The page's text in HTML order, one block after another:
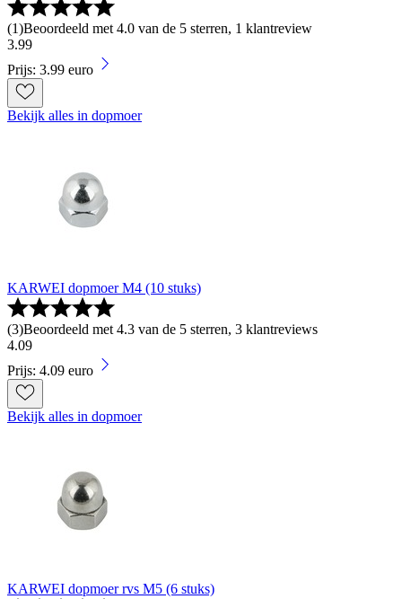
(1)Beoordeeld met 4.0 van de 5 sterren, 1 klantreview
3.99
Prijs: 3.99 euro
Bekijk alles in dopmoer
KARWEI dopmoer M4 (10 stuks)
(3)Beoordeeld met 4.3 van de 5 sterren, 3 klantreviews
4.09
Prijs: 4.09 euro
Bekijk alles in dopmoer
KARWEI dopmoer rvs M5 (6 stuks)